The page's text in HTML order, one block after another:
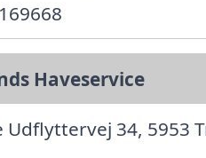
Haveservice
Udflyttervej 34, 5953